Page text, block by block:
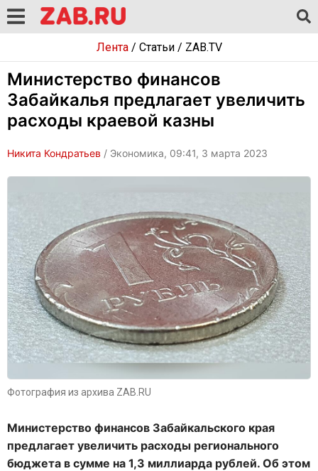
Лента/ Статьи/ ZAB.TV
Министерство финансов
Забайкалья предлагает увеличить
расходы краевой казны
Никита Кондратьев / Экономика, 09:41, 3 марта 2023
Фотография из архива ZAB.RU
Министерство финансов Забайкальского края
предлагает увеличить расходы регионального
бюджета в сумме на 1,3 миллиарда рублей. Об этом